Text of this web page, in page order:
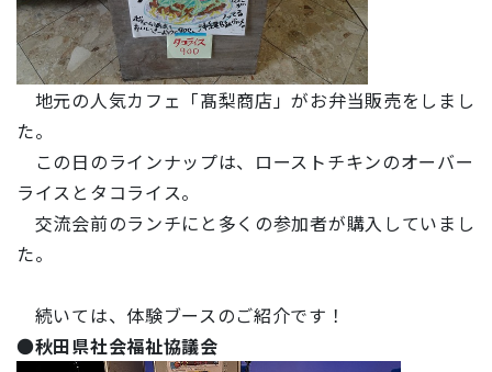
地元の人気カフェ「髙梨商店」がお弁当販売をしまし
た。
この日のラインナップは、ローストチキンのオーバー
ライスとタコライス。
交流会前のランチにと多くの参加者が購入していまし
た。
続いては、体験ブースのご紹介です！
●秋田県社会福祉協議会